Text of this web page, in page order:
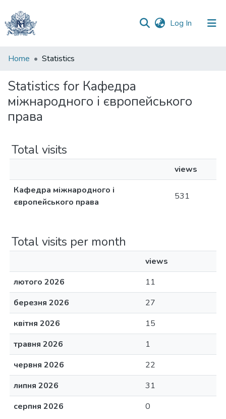
Log In (current)
Communities
Collections
All of DSpace
Home Statistics
Statistics for Кафедра
міжнародного і європейського
права
Total visits
views
Кафедра міжнародного і
європейського права
531
Total visits per month
views
лютого 2026
11
березня 2026
27
квітня 2026
15
травня 2026
1
червня 2026
22
липня 2026
31
серпня 2026
0